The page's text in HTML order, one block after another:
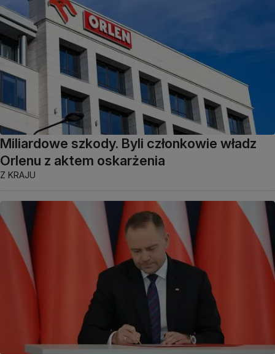
Miliardowe szkody. Byli członkowie władz
Orlenu z aktem oskarżenia
Z KRAJU